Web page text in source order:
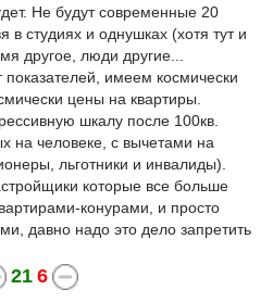
Не будут современные 20
в студиях и однушках (хотя тут и
другое, люди другие...
показателей, имеем космически
цены на квартиры.
шкалу после 100кв.
на человеке, с вычетами на
льготники и инвалиды).
которые все больше
конурами, и просто
давно надо это дело запретить
21 6